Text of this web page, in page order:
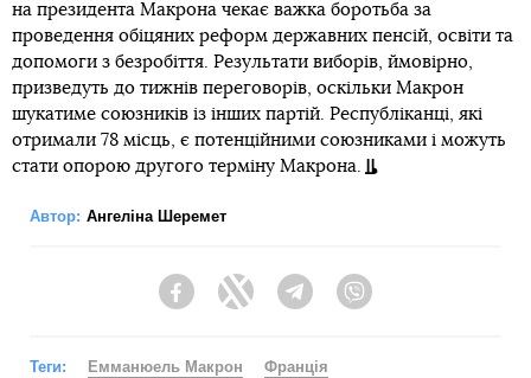
на президента Макрона чекає важка боротьба за
проведення обіцяних реформ державних пенсій, освіти та
допомоги з безробіття. Результати виборів, ймовірно,
призведуть до тижнів переговорів, оскільки Макрон
шукатиме союзників із інших партій. Республіканці, які
отримали 78 місць, є потенційними союзниками і можуть
стати опорою другого терміну Макрона.
Автор: Ангеліна Шеремет
FacebookTwitter Telegram
Теги: Емманюель Макрон Франція